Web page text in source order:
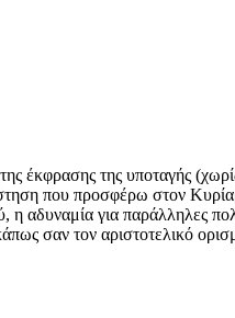
έκφρασης της υποταγής
που προσφέρω στον
η αδυναμία για παράλληλες
σαν τον αριστοτελικό